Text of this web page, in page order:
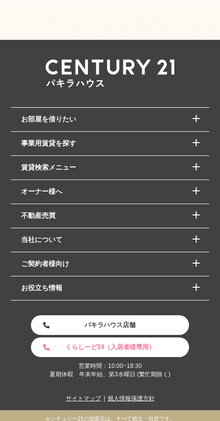
お部屋を借りたい
事業用賃貸を探す
賃貸検索メニュー
オーナー様へ
不動産売買
当社について
ご契約者様向け
お役立ち情報
パキラハウス店舗
くらしーど24（入居者様専用）
営業時間：10:00~18:30
夏期休暇 年末年始、第3水曜日 (繁忙期除く)
サイトマップ 個人情報保護方針
センチュリー21の加盟店は、すべて独立・自営です。